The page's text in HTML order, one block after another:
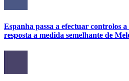
Espanha passa a efectuar controlos
resposta a medida semelhante de